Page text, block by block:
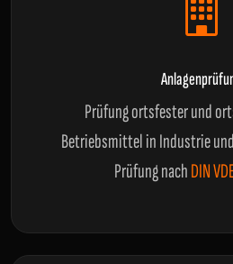
Prüfung ortsfester und
Betriebsmittel in Industrie
Prüfung nachDIN